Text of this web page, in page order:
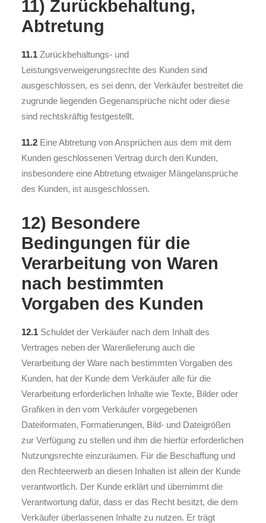
11) Zurückbehaltung,
Abtretung
11.1 Zurückbehaltungs- und
Leistungsverweigerungsrechte des Kunden sind
ausgeschlossen, es sei denn, der Verkäufer bestreitet die
zugrunde liegenden Gegenansprüche nicht oder diese
sind rechtskräftig festgestellt.
11.2 Eine Abtretung von Ansprüchen aus dem mit dem
Kunden geschlossenen Vertrag durch den Kunden,
insbesondere eine Abtretung etwaiger Mängelansprüche
des Kunden, ist ausgeschlossen.
12) Besondere
Bedingungen für die
Verarbeitung von Waren
nach bestimmten
Vorgaben des Kunden
12.1 Schuldet der Verkäufer nach dem Inhalt des
Vertrages neben der Warenlieferung auch die
Verarbeitung der Ware nach bestimmten Vorgaben des
Kunden, hat der Kunde dem Verkäufer alle für die
Verarbeitung erforderlichen Inhalte wie Texte, Bilder oder
Grafiken in den vom Verkäufer vorgegebenen
Dateiformaten, Formatierungen, Bild- und Dateigrößen
zur Verfügung zu stellen und ihm die hierfür erforderlichen
Nutzungsrechte einzuräumen. Für die Beschaffung und
den Rechteerwerb an diesen Inhalten ist allein der Kunde
verantwortlich. Der Kunde erklärt und übernimmt die
Verantwortung dafür, dass er das Recht besitzt, die dem
Verkäufer überlassenen Inhalte zu nutzen. Er trägt